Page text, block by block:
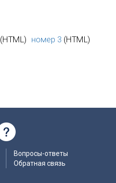
(HTML) номер 3 (HTML)
Вопросы-ответы
Обратная связь